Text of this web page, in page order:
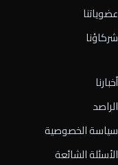
عضوياتنا
شركاؤنا
أخبارنا
الراصد
سياسة الخصوصية
الأسئلة الشائعة